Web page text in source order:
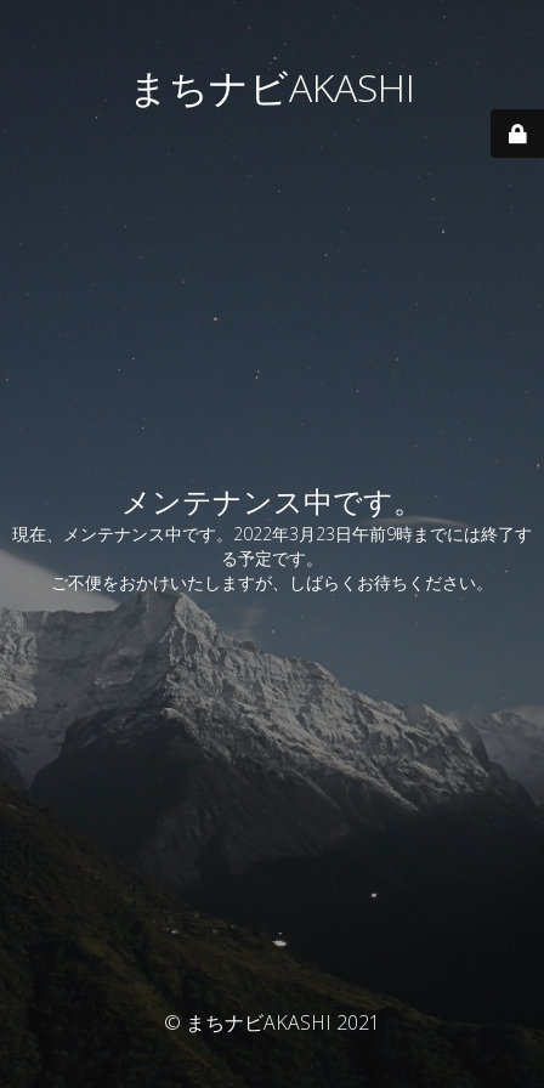
まちナビAKASHI
メンテナンス中です。
現在、メンテナンス中です。2022年3月23日午前9時までには終了す
る予定です。
ご不便をおかけいたしますが、しばらくお待ちください。
© まちナビAKASHI 2021